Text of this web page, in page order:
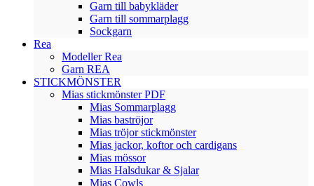
Garn till babykläder
Garn till sommarplagg
Sockgarn
Rea
Modeller Rea
Garn REA
STICKMÖNSTER
Mias stickmönster PDF
Mias Sommarplagg
Mias baströjor
Mias tröjor stickmönster
Mias jackor, koftor och cardigans
Mias mössor
Mias Halsdukar & Sjalar
Mias Cowls